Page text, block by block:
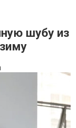
шубу из